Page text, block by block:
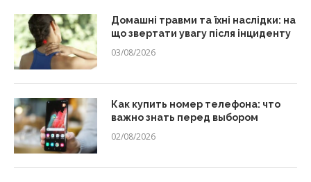
Домашні травми та їхні наслідки: на
що звертати увагу після інциденту
03/08/2026
Как купить номер телефона: что
важно знать перед выбором
02/08/2026